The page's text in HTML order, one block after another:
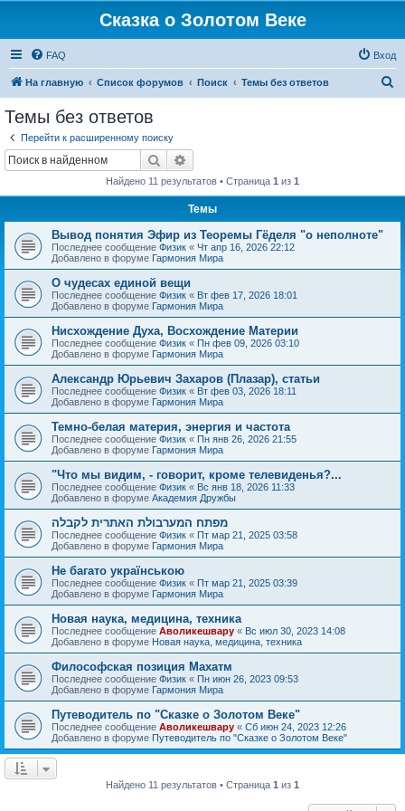
Сказка о Золотом Веке
FAQ Вход
На главную Список форумов Поиск Темы без ответов
Темы без ответов
Перейти к расширенному поиску
Поиск
Найдено 11 результатов • Страница 1 из 1
Темы
Вывод понятия Эфир из Теоремы Гёделя "о неполноте"
Последнее сообщение Физик « Чт апр 16, 2026 22:12
Добавлено в форуме Гармония Мира
О чудесах единой вещи
Последнее сообщение Физик « Вт фев 17, 2026 18:01
Добавлено в форуме Гармония Мира
Нисхождение Духа, Восхождение Материи
Последнее сообщение Физик « Пн фев 09, 2026 03:10
Добавлено в форуме Гармония Мира
Александр Юрьевич Захаров (Плазар), статьи
Последнее сообщение Физик « Вт фев 03, 2026 18:11
Добавлено в форуме Гармония Мира
Темно-белая материя, энергия и частота
Последнее сообщение Физик « Пн янв 26, 2026 21:55
Добавлено в форуме Гармония Мира
"Что мы видим, - говорит, кроме телевиденья?...
Последнее сообщение Физик « Вс янв 18, 2026 11:33
Добавлено в форуме Академия Дружбы
מפתח המערבולת האתרית לקבלה
Последнее сообщение Физик « Пт мар 21, 2025 03:58
Добавлено в форуме Гармония Мира
Не багато українською
Последнее сообщение Физик « Пт мар 21, 2025 03:39
Добавлено в форуме Гармония Мира
Новая наука, медицина, техника
Последнее сообщение Аволикешвару « Вс июл 30, 2023 14:08
Добавлено в форуме Новая наука, медицина, техника
Философская позиция Махатм
Последнее сообщение Физик « Пн июн 26, 2023 09:53
Добавлено в форуме Гармония Мира
Путеводитель по "Сказке о Золотом Веке"
Последнее сообщение Аволикешвару « Сб июн 24, 2023 12:26
Добавлено в форуме Путеводитель по "Сказке о Золотом Веке"
Найдено 11 результатов • Страница 1 из 1